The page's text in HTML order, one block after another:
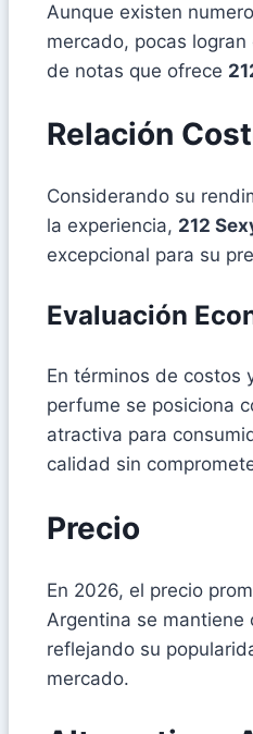
Aunque existen
mercado, pocas
de notas que ofrece
Relación
Considerando su
la experiencia, 212
excepcional para su
Evaluación
En términos de costos
perfume se posiciona
atractiva para
calidad sin
Precio
En 2026, el precio
Argentina se mantiene
reflejando su
mercado.